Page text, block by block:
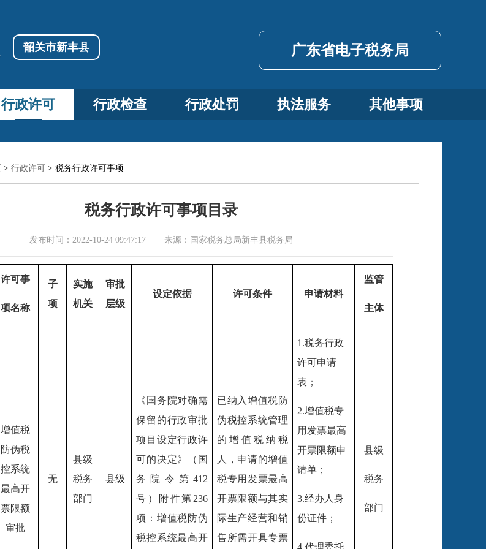
韶关市新丰县 广东省电子税务局
行政许可 行政检查 行政处罚 执法服务 其他事项
> 行政许可 > 税务行政许可事项
税务行政许可事项目录
发布时间： 2022-10-24 09:47:17 来源： 国家税务总局新丰县税务局
许可事
项名称
子
项
实施
机关
审批
层级
设定依据 许可条件 申请材料
监管
主体
增值税
防伪税
控系统
最高开
票限额
审批
无
县级
税务
部门
县级
《国务院对确需
保留的行政审批
项目设定行政许
可的决定》（国
务院令第412
号）附件第236
项：增值税防伪
税控系统最高开
已纳入增值税防
伪税控系统管理
的增值税纳税
人，申请的增值
税专用发票最高
开票限额与其实
际生产经营和销
售所需开具专票
1.税务行政
许可申请
表；
2.增值税专
用发票最高
开票限额申
请单；
3.经办人身
份证件；
4.代理委托
县级
税务
部门